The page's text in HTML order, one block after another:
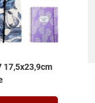
17,5x23,9cm